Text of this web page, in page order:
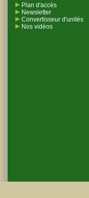
Plan d'accès
Newsletter
Convertisseur d'unités
Nos vidéos